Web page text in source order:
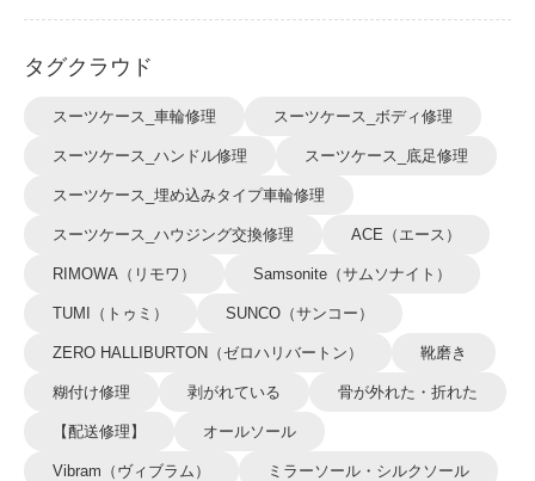
タグクラウド
スーツケース_車輪修理 スーツケース_ボディ修理
スーツケース_ハンドル修理 スーツケース_底足修理
スーツケース_埋め込みタイプ車輪修理
スーツケース_ハウジング交換修理 ACE（エース）
RIMOWA（リモワ） Samsonite（サムソナイト）
TUMI（トゥミ） SUNCO（サンコー）
ZERO HALLIBURTON（ゼロハリバートン） 靴磨き
糊付け修理 剥がれている 骨が外れた・折れた
【配送修理】 オールソール
Vibram（ヴィブラム） ミラーソール・シルクソール